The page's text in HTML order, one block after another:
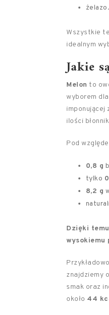
żelazo.
Wszystkie
idealnym
Jakie
Melon to
wyborem
imponującej
ilości
Pod
0,8 g
tylko
8,2 g
Dzięki
wysokiemu
znajdziemy
smak oraz
około 44